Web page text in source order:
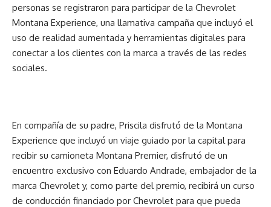
personas se registraron para participar de la Chevrolet
Montana Experience, una llamativa campaña que incluyó el
uso de realidad aumentada y herramientas digitales para
conectar a los clientes con la marca a través de las redes
sociales.
En compañía de su padre, Priscila disfrutó de la Montana
Experience que incluyó un viaje guiado por la capital para
recibir su camioneta Montana Premier, disfrutó de un
encuentro exclusivo con Eduardo Andrade, embajador de la
marca Chevrolet y, como parte del premio, recibirá un curso
de conducción financiado por Chevrolet para que pueda